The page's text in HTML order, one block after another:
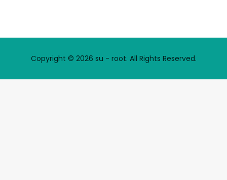
Copyright © 2026 su - root. All Rights Reserved.